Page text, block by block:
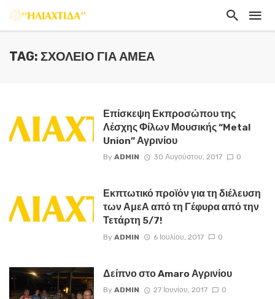
TAG: ΣΧΟΛΕΊΟ ΓΙΑ ΑΜΕΑ
Επίσκεψη Εκπροσώπου της
Λέσχης Φίλων Μουσικής “Metal
Union” Αγρινίου
By ADMIN 30 Αυγούστου, 2017 0
Εκπτωτικό προϊόν για τη διέλευση
των ΑμεΑ από τη Γέφυρα από την
Τετάρτη 5/7!
By ADMIN 6 Ιουλίου, 2017 0
Δείπνο στο Amaro Αγρινίου
By ADMIN 27 Ιουνίου, 2017 0